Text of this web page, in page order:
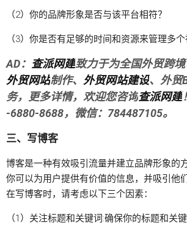
（2）你的品牌形象是否与该平台相符？
（3）你是否有足够的时间和资源来管理多个
AD： 查派网建致力于为全国外贸跨
外贸网站制作、 外贸网站建设、外贸
务，更多详情，欢迎您咨询查派网建
-6880-8688，微信：784487105。
三、写博客
博客是一种有效吸引流量并建立品牌形象的
你可以为用户提供有价值的信息，并吸引他
在写博客时，请考虑以下三个因素：
（1）关注标题和关键词:确保你的标题和关